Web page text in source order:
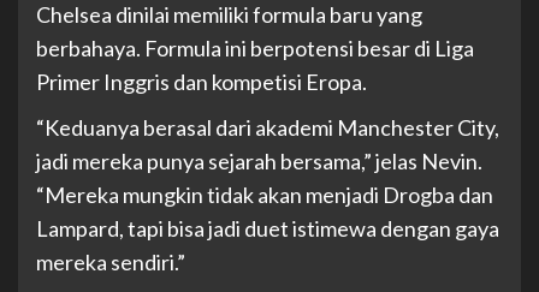
Chelsea dinilai memiliki formula baru yang
berbahaya. Formula ini berpotensi besar di Liga
Primer Inggris dan kompetisi Eropa.
“Keduanya berasal dari akademi Manchester City,
jadi mereka punya sejarah bersama,” jelas Nevin.
“Mereka mungkin tidak akan menjadi Drogba dan
Lampard, tapi bisa jadi duet istimewa dengan gaya
mereka sendiri.”